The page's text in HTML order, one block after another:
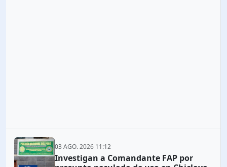
03 AGO. 2026 11:12
Investigan a Comandante FAP por